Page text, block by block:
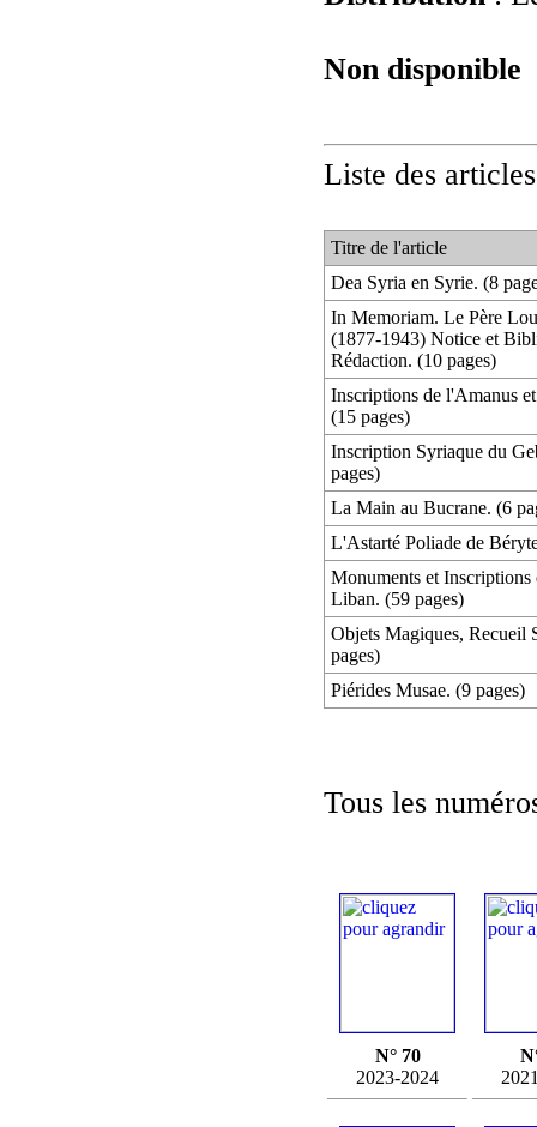
Non disponible
Liste des
Titre de l'article
Dea Syria en Syrie. (8
In Memoriam. Le Père
(1877-1943) Notice et
Rédaction. (10 pages)
Inscriptions de l'Amanus
(15 pages)
Inscription Syriaque du
pages)
La Main au Bucrane. (6
L'Astarté Poliade de
Monuments et Inscriptions
Liban. (59 pages)
Objets Magiques, Recueil
pages)
Piérides Musae. (9 pages)
Tous les
N° 70
2023-2024